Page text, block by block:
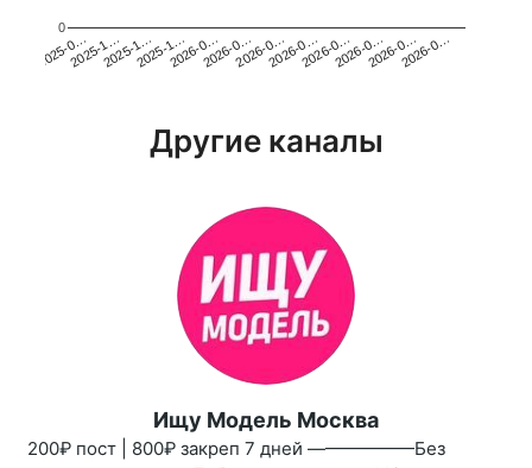
2025-0…2025-1…2025-1…2025-1…2026-0…2026-0…2026-0…2026-0…2026-0…2026-0…2026-0…2026-0…
0
Другие каналы
Ищу Модель Москва
200₽ пост | 800₽ закреп 7 дней ——————Без